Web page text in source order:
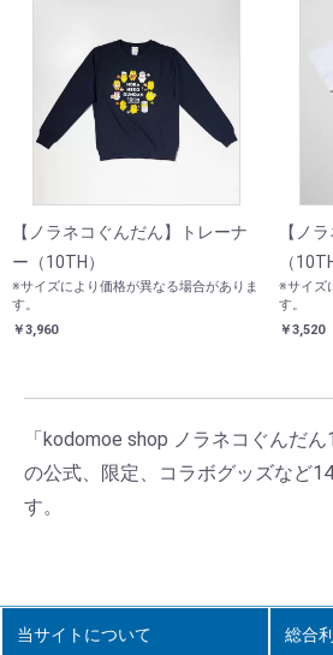
【ノラネコぐんだん】トレーナ
ー（10TH）
※サイズにより価格が異なる場合がありま
す。
￥3,960
【ノ
（
※サイズ
す。
￥3,520
「kodomoe shop ノラネコぐんだん
の公式、限定、コラボグッズなど
す。
当サイトについて 総合